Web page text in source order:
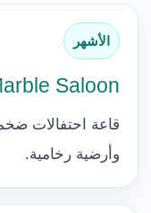
الأشهر
Saloon
قاعة احتفالات
وأرضية رخامية.